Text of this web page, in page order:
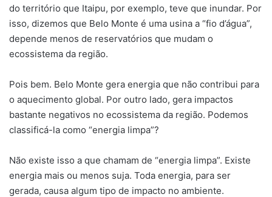
do território que Itaipu, por exemplo, teve que inundar. Por
isso, dizemos que Belo Monte é uma usina a “fio d’água”,
depende menos de reservatórios que mudam o
ecossistema da região.
Pois bem. Belo Monte gera energia que não contribui para
o aquecimento global. Por outro lado, gera impactos
bastante negativos no ecossistema da região. Podemos
classificá-la como “energia limpa”?
Não existe isso a que chamam de “energia limpa”. Existe
energia mais ou menos suja. Toda energia, para ser
gerada, causa algum tipo de impacto no ambiente.